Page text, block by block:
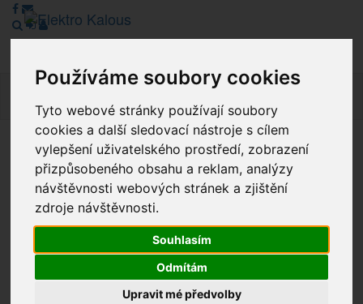
Používáme soubory cookies
Tyto webové stránky používají soubory
cookies a další sledovací nástroje s cílem
vylepšení uživatelského prostředí, zobrazení
přizpůsobeného obsahu a reklam, analýzy
návštěvnosti webových stránek a zjištění
zdroje návštěvnosti.
Souhlasím
Odmítám
Upravit mé předvolby
Vážení zákazníci, v tuto chvíli je Náš internetový obchod v
režimu Katalogu. Objednávky on-line nyní nelze vyřídit.
Děkujeme za pochopení.
Výprodej